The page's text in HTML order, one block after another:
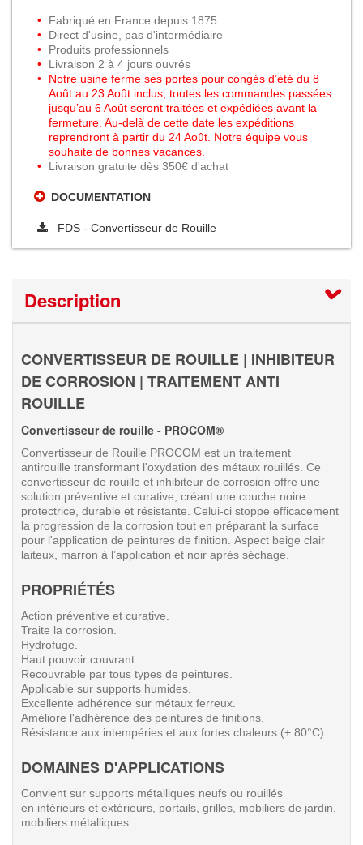
Fabriqué en France depuis 1875
Direct d'usine, pas d'intermédiaire
Produits professionnels
Livraison 2 à 4 jours ouvrés
Notre usine ferme ses portes pour congés d’été du 8
Août au 23 Août inclus, toutes les commandes passées
jusqu’au 6 Août seront traitées et expédiées avant la
fermeture. Au-delà de cette date les expéditions
reprendront à partir du 24 Août. Notre équipe vous
souhaite de bonnes vacances.
Livraison gratuite dès 350€ d'achat
DOCUMENTATION
FDS - Convertisseur de Rouille
Description
CONVERTISSEUR DE ROUILLE | INHIBITEUR
DE CORROSION | TRAITEMENT ANTI
ROUILLE
Convertisseur de rouille - PROCOM®
Convertisseur de Rouille PROCOM est un traitement
antirouille transformant l'oxydation des métaux rouillés. Ce
convertisseur de rouille et inhibiteur de corrosion offre une
solution préventive et curative, créant une couche noire
protectrice, durable et résistante. Celui-ci stoppe efficacement
la progression de la corrosion tout en préparant la surface
pour l'application de peintures de finition. Aspect beige clair
laiteux, marron à l’application et noir après séchage.
PROPRIÉTÉS
Action préventive et curative.
Traite la corrosion.
Hydrofuge.
Haut pouvoir couvrant.
Recouvrable par tous types de peintures.
Applicable sur supports humides.
Excellente adhérence sur métaux ferreux.
Améliore l'adhérence des peintures de finitions.
Résistance aux intempéries et aux fortes chaleurs (+ 80°C).
DOMAINES D'APPLICATIONS
Convient sur supports métalliques neufs ou rouillés
en intérieurs et extérieurs, portails, grilles, mobiliers de jardin,
mobiliers métalliques.